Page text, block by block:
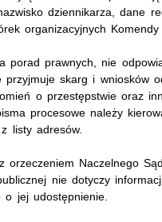
dziennikarza, dane
organizacyjnych Komendy
porad prawnych, nie
skarg i wniosków
o przestępstwie oraz
procesowe należy
listy adresów.
orzeczeniem Naczelnego
nie dotyczy
o jej udostępnienie.